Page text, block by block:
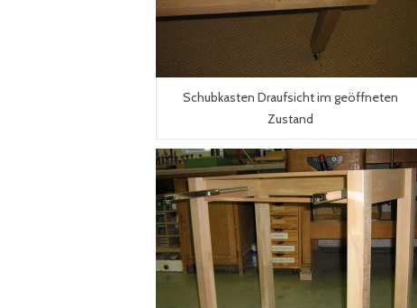
Schubkasten Draufsicht im geöffneten
Zustand